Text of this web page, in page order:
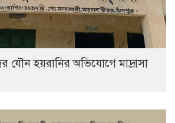
যৌন হয়রানির অভিযোগে মাদ্রাসা